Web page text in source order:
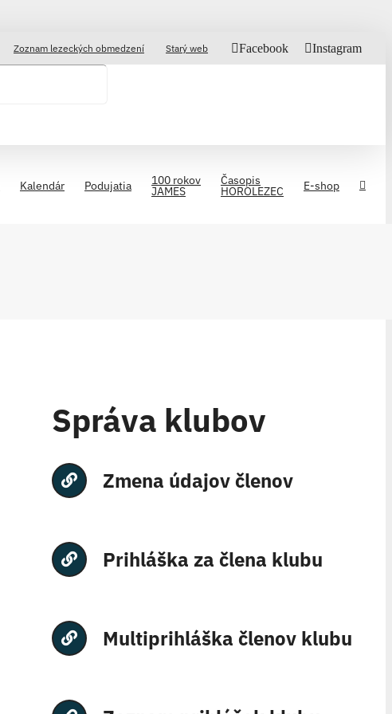
Zoznam lezeckých obmedzení Starý web Facebook Instagram
Kalendár Podujatia 100 rokov
JAMES
Časopis
HOROLEZEC E-shop
Správa klubov
Zmena údajov členov
Prihláška za člena klubu
Multiprihláška členov klubu